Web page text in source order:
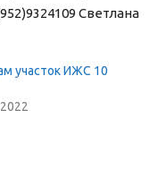
Светлана
участок ИЖС 10